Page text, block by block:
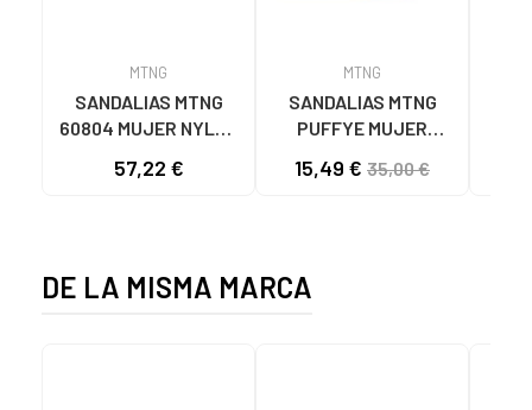
MTNG
SANDALIAS MTNG
60804 MUJER NYLON
TAUPE C59615 - -
57,22 €
MTNG
SANDALIAS MTNG
PUFFYE MUJER
C60056 C60056 -
15,49 € 35,00 €
DE LA MISMA MARCA